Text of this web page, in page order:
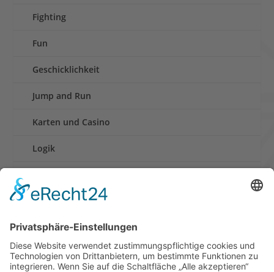
Fighting
Fun
Geschicklichkeit
Jump and Run
Karten und Casino
Logik
Retro und Klassiker
Shooter
Sonstige Spiele